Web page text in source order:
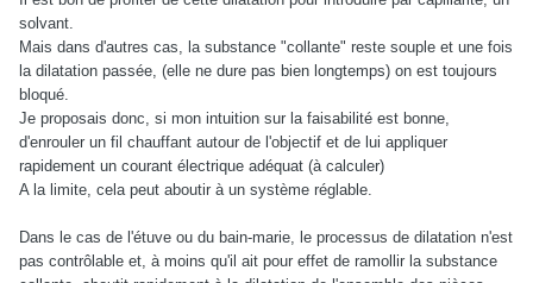
solvant.
Mais dans d'autres cas, la substance "collante" reste souple et une fois
la dilatation passée, (elle ne dure pas bien longtemps) on est toujours
bloqué.
Je proposais donc, si mon intuition sur la faisabilité est bonne,
d'enrouler un fil chauffant autour de l'objectif et de lui appliquer
rapidement un courant électrique adéquat (à calculer)
A la limite, cela peut aboutir à un système réglable.
Dans le cas de l'étuve ou du bain-marie, le processus de dilatation n'est
pas contrôlable et, à moins qu'il ait pour effet de ramollir la substance